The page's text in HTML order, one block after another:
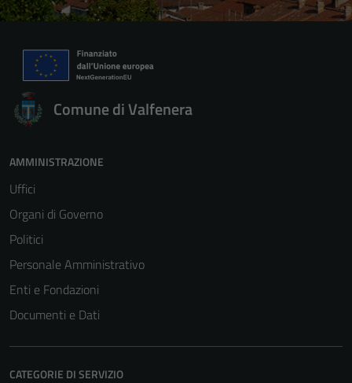
Comune di Valfenera
AMMINISTRAZIONE
Uffici
Organi di Governo
Politici
Personale Amministrativo
Enti e Fondazioni
Documenti e Dati
CATEGORIE DI SERVIZIO